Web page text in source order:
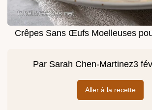
Crêpes Sans Œufs Moelleuses
Par Sarah Chen-Martinez3
Aller à la recette